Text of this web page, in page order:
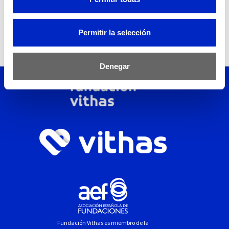
Permitir la selección
Denegar
Fundación Vithas es miembro de la